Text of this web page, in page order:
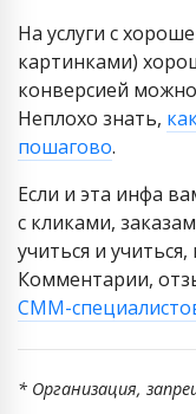
На услуги с
картинками)
конверсией
Неплохо знать,
пошагово.
Если и эта инфа
с кликами,
учиться и
Комментарии,
СММ-
* Организация,